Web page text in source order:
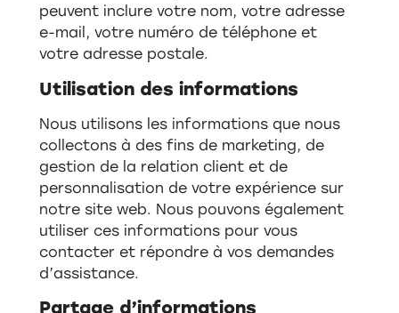
peuvent inclure votre nom, votre adresse
e-mail, votre numéro de téléphone et
votre adresse postale.
Utilisation des informations
Nous utilisons les informations que nous
collectons à des fins de marketing, de
gestion de la relation client et de
personnalisation de votre expérience sur
notre site web. Nous pouvons également
utiliser ces informations pour vous
contacter et répondre à vos demandes
d’assistance.
Partage d’informations